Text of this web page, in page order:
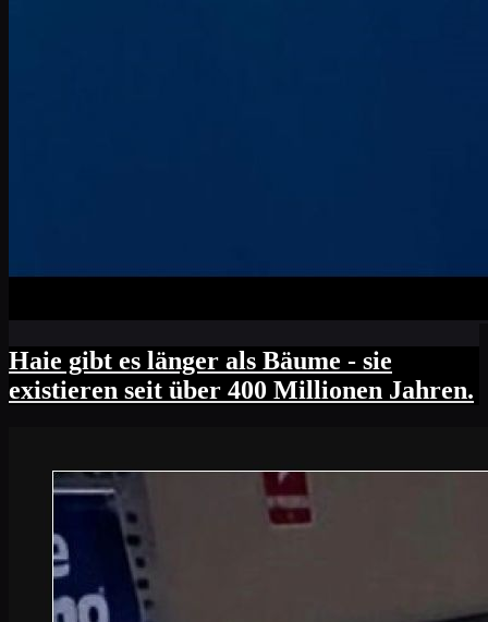
Haie gibt es länger als Bäume - sie
existieren seit über 400 Millionen Jahren.